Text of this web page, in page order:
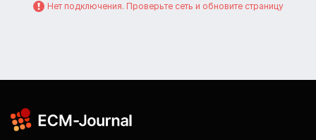
Нет подключения. Проверьте сеть и обновите страницу